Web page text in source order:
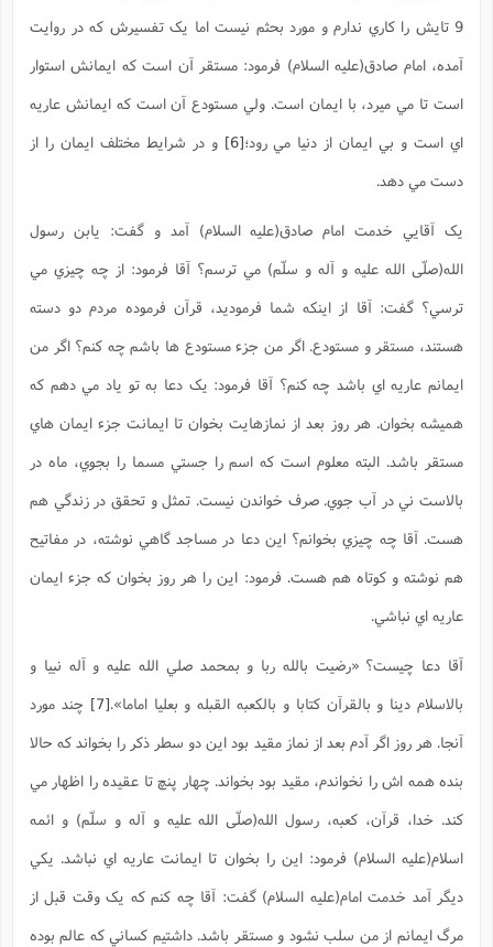
9 تايش را کاري ندارم و مورد بحثم نيست اما يک تفسيرش که در روايت
آمده، امام صادق(علیه السلام) فرمود: مستقر آن است که ايمانش استوار
است تا مي ميرد، با ايمان است. ولي مستودع آن است که ايمانش عاريه
اي است و بي ايمان از دنيا مي رود؛[6]
و در شرايط مختلف ايمان را از
دست مي دهد.
يک آقايي خدمت امام صادق(علیه السلام) آمد و گفت: يابن رسول
الله(صلّی الله علیه و آله و سلّم) مي ترسم؟ آقا فرمود: از چه چيزي مي
ترسي؟ گفت: آقا از اينکه شما فرموديد، قرآن فرموده مردم دو دسته
هستند، مستقر و مستودع. اگر من جزء مستودع ها باشم چه کنم؟ اگر من
ايمانم عاريه اي باشد چه کنم؟ آقا فرمود: يک دعا به تو ياد مي دهم که
هميشه بخوان. هر روز بعد از نمازهايت بخوان تا ايمانت جزء ايمان هاي
مستقر باشد. البته معلوم است که اسم را جستي مسما را بجوي، ماه در
بالاست ني در آب جوي. صرف خواندن نيست. تمثل و تحقق در زندگي هم
هست. آقا چه چيزي بخوانم؟ اين دعا در مساجد گاهي نوشته، در مفاتيح
هم نوشته و کوتاه هم هست. فرمود: اين را هر روز بخوان که جزء ايمان
عاريه اي نباشي.
آقا دعا چيست؟ «رضيت بالله ربا و بمحمد صلي الله عليه و آله نبيا و
بالاسلام دينا و بالقرآن کتابا و بالکعبه القبله و بعليا اماما».[7]
چند مورد
آنجا. هر روز اگر آدم بعد از نماز مقيد بود اين دو سطر ذکر را بخواند که حالا
بنده همه اش را نخواندم، مقيد بود بخواند. چهار پنچ تا عقيده را اظهار مي
کند. خدا، قرآن، کعبه، رسول الله(صلّی الله علیه و آله و سلّم) و ائمه
اسلام(علیه السلام) فرمود: اين را بخوان تا ايمانت عاريه اي نباشد. يکي
ديگر آمد خدمت امام(علیه السلام) گفت: آقا چه کنم که يک وقت قبل از
مرگ ايمانم از من سلب نشود و مستقر باشد. داشتيم کساني که عالم بوده